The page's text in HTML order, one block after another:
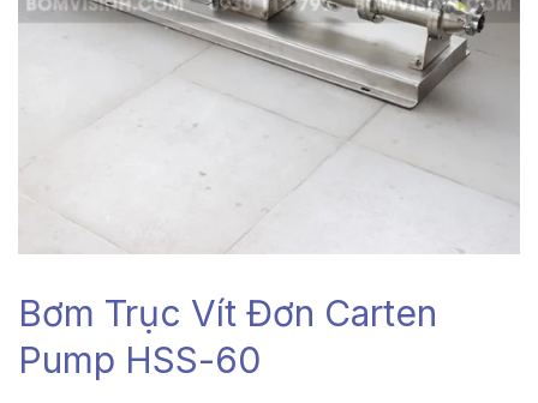
Bơm Trục Vít Đơn Carten
Pump HSS-60